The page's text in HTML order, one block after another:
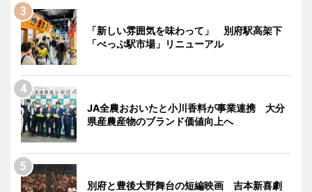
「新しい雰囲気を味わって」 別府駅高架下
「べっぷ駅市場」リニューアル
JA全農おおいたと小川香料が事業連携 大分
県産農産物のブランド価値向上へ
別府と豊後大野舞台の短編映画 吉本新喜劇